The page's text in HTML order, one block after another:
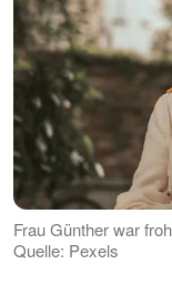
Frau Günther war
Quelle: Pexels